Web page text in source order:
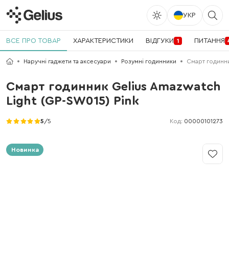
УКР
ВСЕ ПРО ТОВАР ХАРАКТЕРИСТИКИ ВІДГУКИ 1 ПИТАННЯ
Наручні гаджети та аксесуари Розумні годинники Смарт
Смарт годинник Gelius Amazwatch
Light (GP-SW015) Pink
5 /5 Код: 00000101273
Новинка